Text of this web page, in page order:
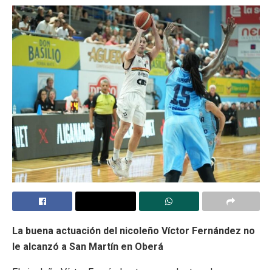
La buena actuación del nicoleño Víctor Fernández no
le alcanzó a San Martín en Oberá